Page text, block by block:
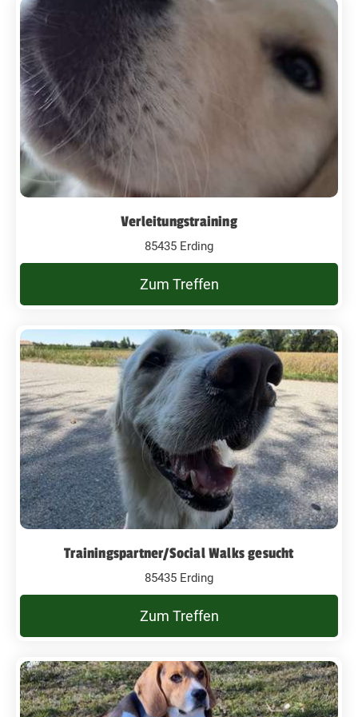
Verleitungstraining
85435 Erding
Zum Treffen
Trainingspartner/Social Walks gesucht
85435 Erding
Zum Treffen